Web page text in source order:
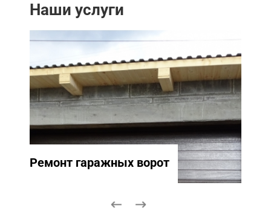
Наши услуги
Ремонт гаражных ворот